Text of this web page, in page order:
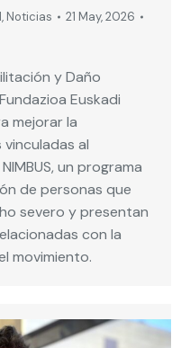
, Noticias
21 May, 2026
y Daño
Euskadi
mejorar la
al
un programa
de personas que
severo y presentan
con la
movimiento.